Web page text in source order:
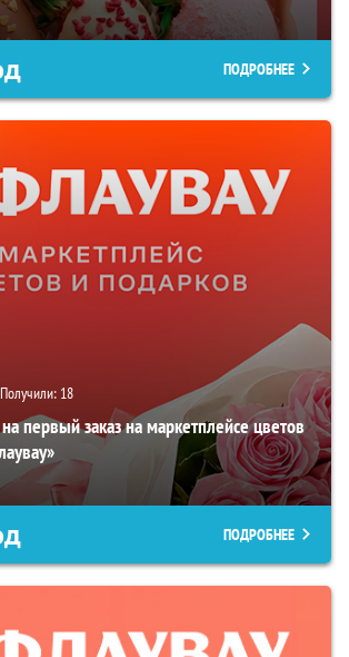
ПОДРОБНЕЕ
Получили: 18
первый заказ на маркетплейсе цветов
ПОДРОБНЕЕ